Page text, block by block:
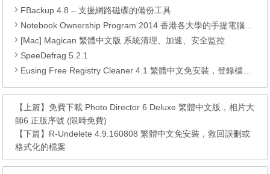
FBackup 4.8 – 支援網路磁碟的備份工具
Notebook Ownership Program 2014 香港各大學的手提電腦優惠 (更新於09月11日)
[Mac] Magican 繁體中文版 系統清理、加速、安全監控
SpeeDefrag 5.2.1
Eusing Free Registry Cleaner 4.1 繁體中文免安裝，登錄檔最佳化工具
【上篇】免費下載 Photo Director 6 Deluxe 繁體中文版，相片大
師6 正版序號 (限時免費)
【下篇】 R-Undelete 4.9.160808 繁體中文免安裝，救回誤刪或
格式化的檔案